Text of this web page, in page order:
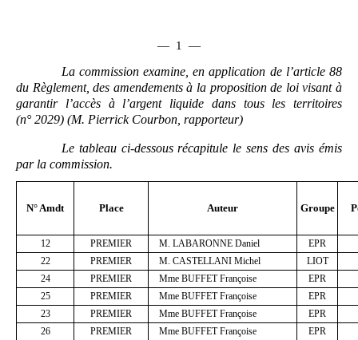
— 1 —
La commission examine, en application de l’article 88
du Règlement, des amendements à la proposition de loi visant à
garantir l’accès à l’argent liquide dans tous les territoires
(n° 2029) (M. Pierrick Courbon, rapporteur)
Le tableau ci-dessous récapitule le sens des avis émis
par la commission.
N° Amdt Place Auteur Groupe
12 PREMIER M. LABARONNE Daniel
EPR
22
PREMIER M. CASTELLANI Michel
LIOT
24
PREMIER Mme BUFFET Françoise
EPR
25
PREMIER Mme BUFFET Françoise
EPR
23
PREMIER Mme BUFFET Françoise
EPR
26
PREMIER Mme BUFFET Françoise
EPR